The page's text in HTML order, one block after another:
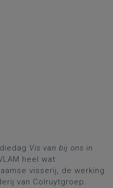
Vis van bij ons in
heel wat
visserij, de werking
van Colruytgroep.